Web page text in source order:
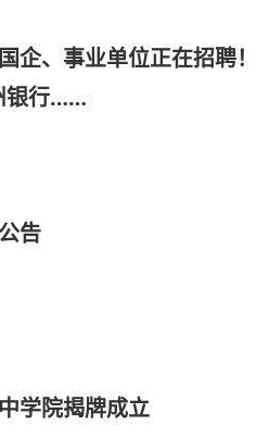
企、事业单位正在招聘
银行……
告
学院揭牌成立